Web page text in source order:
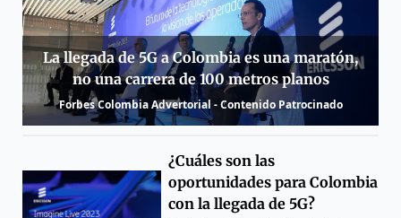
La llegada de 5G a Colombia es una maratón,
no una carrera de 100 metros planos
Forbes Colombia Advertorial - Contenido Patrocinado
¿Cuáles son las
oportunidades para Colombia
con la llegada de 5G?